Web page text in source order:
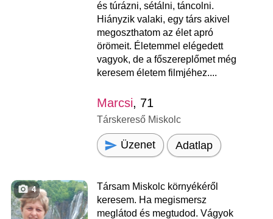
és túrázni, sétálni, táncolni.
Hiányzik valaki, egy társ akivel
megoszthatom az élet apró
örömeit. Életemmel elégedett
vagyok, de a főszereplőmet még
keresem életem filmjéhez....
Marcsi, 71
Társkereső Miskolc
Üzenet Adatlap
4
Társam Miskolc környékéről
keresem. Ha megismersz
meglátod és megtudod. Vágyok